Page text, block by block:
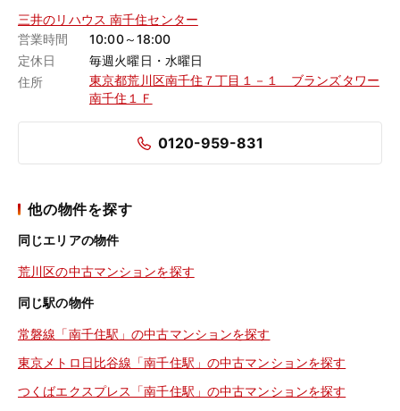
三井のリハウス 南千住センター
営業時間
10:00～18:00
定休日
毎週火曜日・水曜日
住所
東京都荒川区南千住７丁目１－１ ブランズタワー
南千住１Ｆ
0120-959-831
他の物件を探す
同じエリアの物件
荒川区の中古マンションを探す
同じ駅の物件
常磐線「南千住駅」の中古マンションを探す
東京メトロ日比谷線「南千住駅」の中古マンションを探す
つくばエクスプレス「南千住駅」の中古マンションを探す